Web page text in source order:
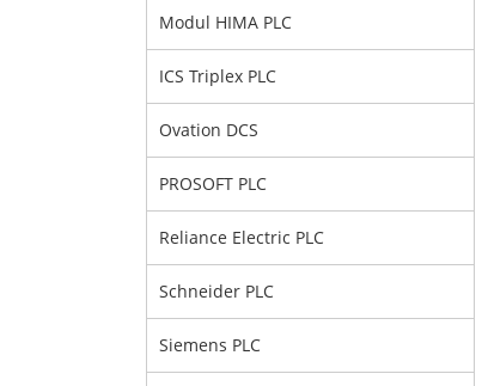
Modul HIMA PLC
ICS Triplex PLC
Ovation DCS
PROSOFT PLC
Reliance Electric PLC
Schneider PLC
Siemens PLC